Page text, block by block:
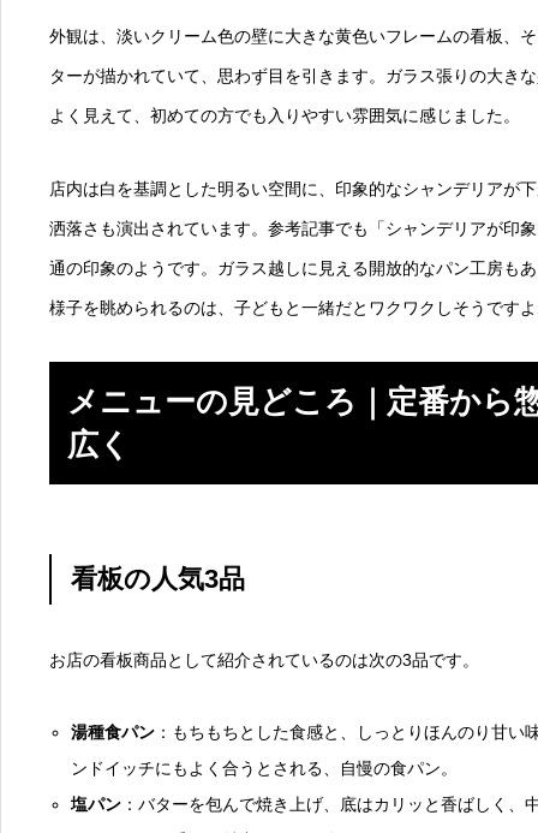
外観は、淡いクリーム色の壁に大きな黄色いフレームの看板、
ターが描かれていて、思わず目を引きます。ガラス張りの大き
よく見えて、初めての方でも入りやすい雰囲気に感じました。
店内は白を基調とした明るい空間に、印象的なシャンデリアが
洒落さも演出されています。参考記事でも「シャンデリアが印
通の印象のようです。ガラス越しに見える開放的なパン工房も
様子を眺められるのは、子どもと一緒だとワクワクしそうです
メニューの見どころ｜定番から
広く
看板の人気3品
お店の看板商品として紹介されているのは次の3品です。
湯種食パン ：もちもちとした食感と、しっとりほんのり甘い
ンドイッチにもよく合うとされる、自慢の食パン。
塩パン ：バターを包んで焼き上げ、底はカリッと香ばしく、